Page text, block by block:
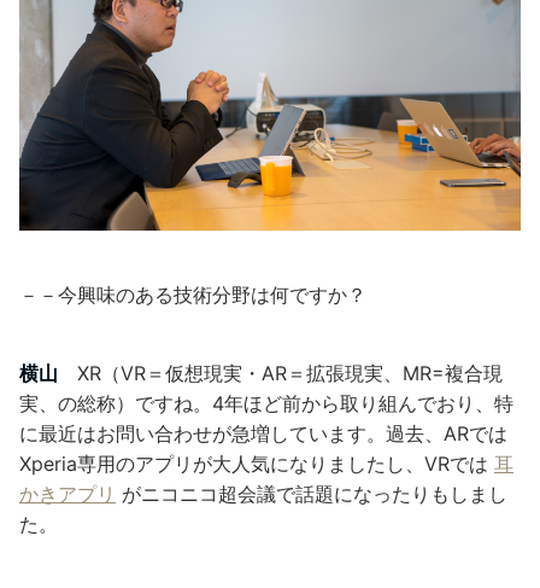
－－今興味のある技術分野は何ですか？
横山 XR（VR＝仮想現実・AR＝拡張現実、MR=複合現
実、の総称）ですね。4年ほど前から取り組んでおり、特
に最近はお問い合わせが急増しています。過去、ARでは
Xperia専用のアプリが大人気になりましたし、VRでは 耳
かきアプリ がニコニコ超会議で話題になったりもしまし
た。